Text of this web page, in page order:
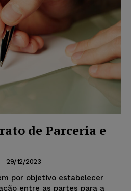
de Parceria e
- 29/12/2023
por objetivo estabelecer
entre as partes para a